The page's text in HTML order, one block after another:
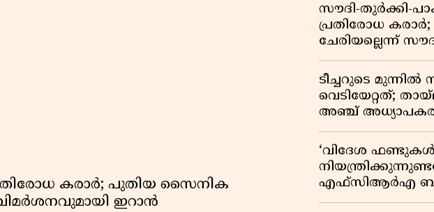
കരാർ; പുതിയ സൈനിക
ഇറാൻ
സൗദി-തുർക്കി-
പ്രതിരോധ
ചേരിയല്ലെന്ന്
വിമർശനവുമായി
ടീച്ചറുടെ
വെടിയേറ്റത്;
അഞ്ച്
മരണസംഖ്യ 7;
‘വിദേശ
എഫ്സിആർഎ
വിമർശനങ്ങൾക്ക്